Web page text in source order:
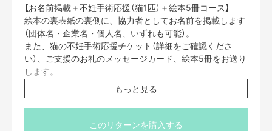
【お名前掲載＋不妊手術応援（猫1匹）＋絵本5冊コース】
絵本の裏表紙の裏側に、協力者としてお名前を掲載します
（団体名・企業名・個人名、いずれも可能）。
また、猫の不妊手術応援チケット（詳細をご確認くださ
い）、ご支援のお礼のメッセージカード、絵本5冊をお送り
します。
・掲載するお名前の確認等のため、メールにてご連絡させ
ていただきます。
・猫の不妊手術応援チケットは、任意団体ハッピータビー
が発行するチケットです。
もっと見る
このリターンを購入する